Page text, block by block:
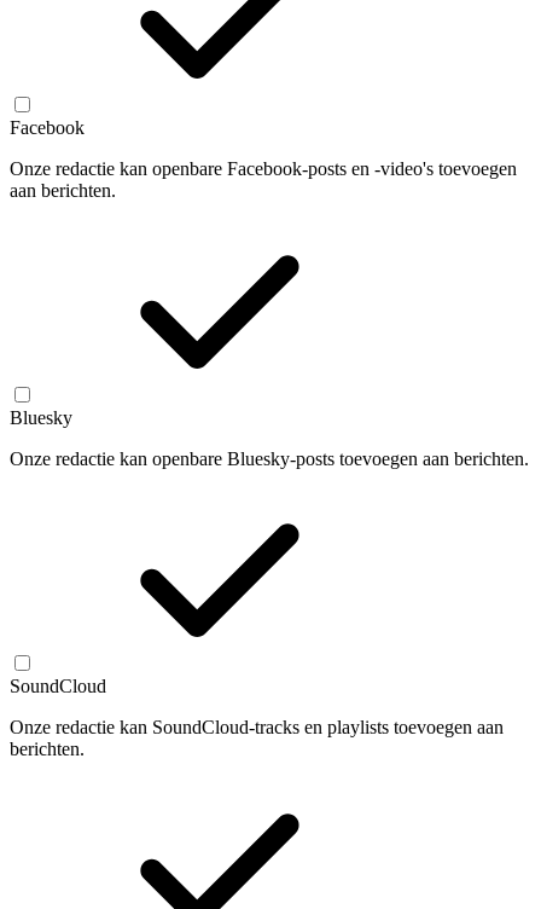
Facebook
Onze redactie kan openbare Facebook-posts en -video's toevoegen
aan berichten.
Bluesky
Onze redactie kan openbare Bluesky-posts toevoegen aan berichten.
SoundCloud
Onze redactie kan SoundCloud-tracks en playlists toevoegen aan
berichten.